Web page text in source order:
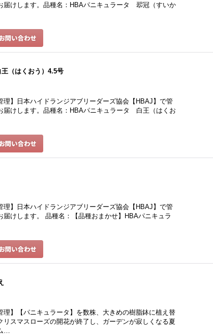
届けします。品種名：HBAパニキュラータ 翆冠（すいか
王（はくおう）4.5号
理】日本ハイドランジアブリーダーズ協会【HBAJ】で管
届けします。品種名：HBAパニキュラータ 白王（はくお
理】日本ハイドランジアブリーダーズ協会【HBAJ】で管
けします。 品種名：【品種おまかせ】HBAパニキュラ
理】【パニキュラータ】を数株、大きめの樹脂鉢に植え替
リスマスローズの開花が終了し、ガーデンが寂しくなる夏
…